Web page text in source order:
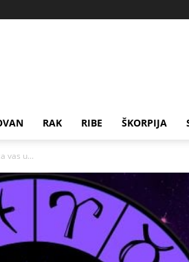
RAK RIBE ŠKORPIJA
vas u...